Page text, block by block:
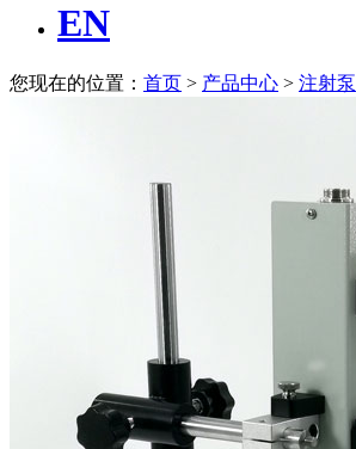
EN
您现在的位置： 首页 > 产品中心 > 注射泵